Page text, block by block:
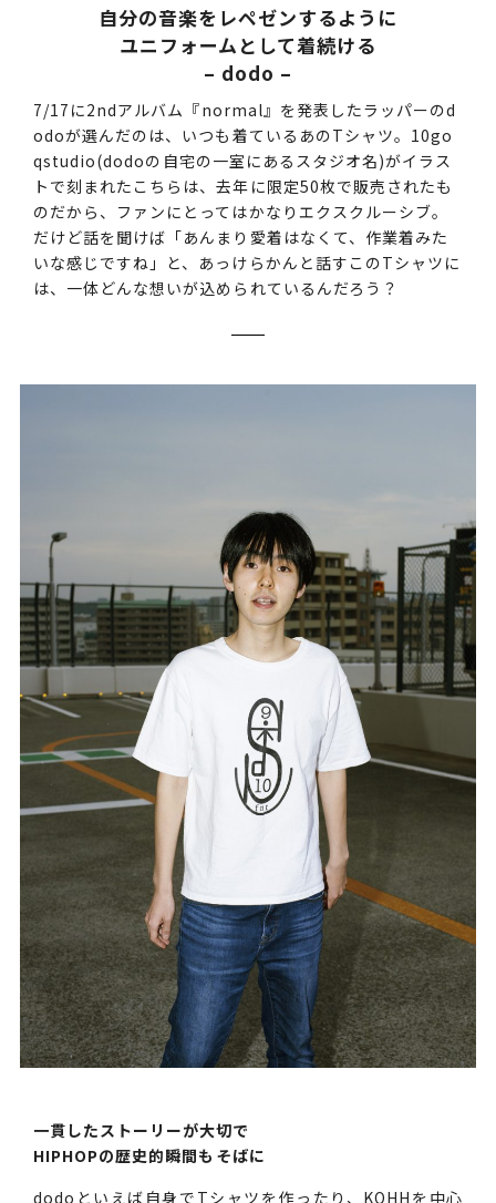
自分の音楽をレペゼンするように
ユニフォームとして着続ける
– dodo –
7/17に2ndアルバム『normal』を発表したラッパーのd
odoが選んだのは、いつも着ているあのTシャツ。10go
qstudio(dodoの自宅の一室にあるスタジオ名)がイラス
トで刻まれたこちらは、去年に限定50枚で販売されたも
のだから、ファンにとってはかなりエクスクルーシブ。
だけど話を聞けば「あんまり愛着はなくて、作業着みた
いな感じですね」と、あっけらかんと話すこのTシャツに
は、一体どんな想いが込められているんだろう？
一貫したストーリーが大切で
HIPHOPの歴史的瞬間もそばに
dodoといえば自身でTシャツを作ったり、KOHHを中心